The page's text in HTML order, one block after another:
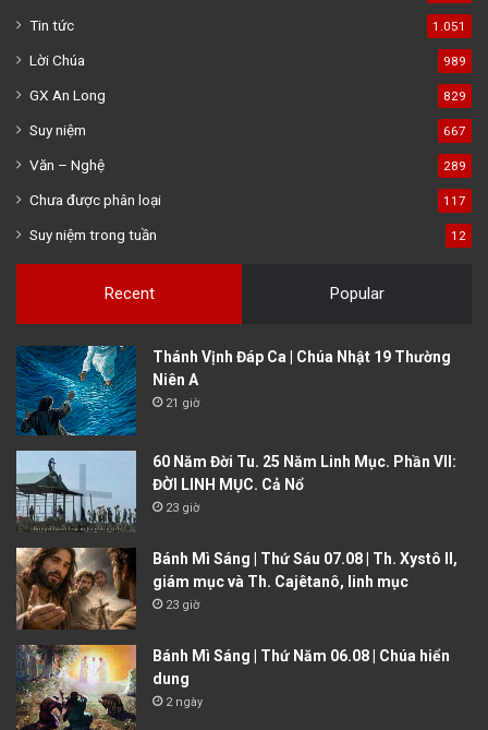
Tin tức 1.051
Lời Chúa 989
GX An Long 829
Suy niệm 667
Văn – Nghệ 289
Chưa được phân loại 117
Suy niệm trong tuần 12
Recent Popular
Thánh Vịnh Đáp Ca | Chúa Nhật 19 Thường
Niên A
21 giờ
60 Năm Đời Tu. 25 Năm Linh Mục. Phần VII:
ĐỜI LINH MỤC. Cả Nổ
23 giờ
Bánh Mì Sáng | Thứ Sáu 07.08 | Th. Xystô II,
giám mục và Th. Cajêtanô, linh mục
23 giờ
Bánh Mì Sáng | Thứ Năm 06.08 | Chúa hiển
dung
2 ngày